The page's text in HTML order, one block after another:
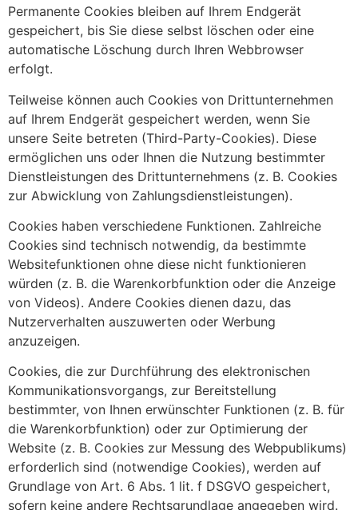
Permanente Cookies bleiben auf Ihrem Endgerät
gespeichert, bis Sie diese selbst löschen oder eine
automatische Löschung durch Ihren Webbrowser
erfolgt.
Teilweise können auch Cookies von Drittunternehmen
auf Ihrem Endgerät gespeichert werden, wenn Sie
unsere Seite betreten (Third-Party-Cookies). Diese
ermöglichen uns oder Ihnen die Nutzung bestimmter
Dienstleistungen des Drittunternehmens (z. B. Cookies
zur Abwicklung von Zahlungsdienstleistungen).
Cookies haben verschiedene Funktionen. Zahlreiche
Cookies sind technisch notwendig, da bestimmte
Websitefunktionen ohne diese nicht funktionieren
würden (z. B. die Warenkorbfunktion oder die Anzeige
von Videos). Andere Cookies dienen dazu, das
Nutzerverhalten auszuwerten oder Werbung
anzuzeigen.
Cookies, die zur Durchführung des elektronischen
Kommunikationsvorgangs, zur Bereitstellung
bestimmter, von Ihnen erwünschter Funktionen (z. B. für
die Warenkorbfunktion) oder zur Optimierung der
Website (z. B. Cookies zur Messung des Webpublikums)
erforderlich sind (notwendige Cookies), werden auf
Grundlage von Art. 6 Abs. 1 lit. f DSGVO gespeichert,
sofern keine andere Rechtsgrundlage angegeben wird.